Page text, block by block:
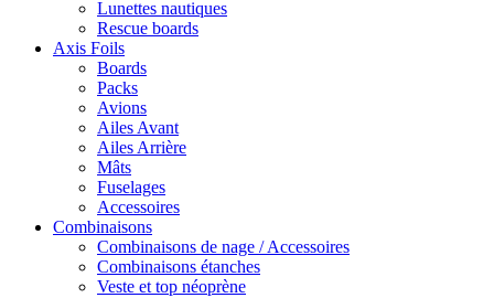
Lunettes nautiques
Rescue boards
Axis Foils
Boards
Packs
Avions
Ailes Avant
Ailes Arrière
Mâts
Fuselages
Accessoires
Combinaisons
Combinaisons de nage / Accessoires
Combinaisons étanches
Veste et top néoprène